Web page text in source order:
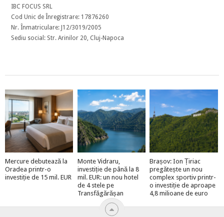
IBC FOCUS SRL
Cod Unic de Înregistrare: 17876260
Nr. Înmatriculare: J12/3019/2005
Sediu social: Str. Arinilor 20, Cluj-Napoca
Mercure debutează la
Oradea printr-o
investiție de 15 mil. EUR
Monte Vidraru,
investiție de până la 8
mil. EUR: un nou hotel
de 4 stele pe
Transfăgărășan
Brașov: Ion Țiriac
pregătește un nou
complex sportiv printr-
o investiție de aproape
4,8 milioane de euro